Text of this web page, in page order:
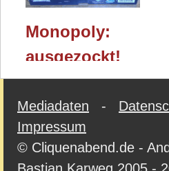
Monopoly:
ausgezockt!
(Hasbro) /
Essen 2023
Mediadaten -
Impressum
© Cliquenabend.de -